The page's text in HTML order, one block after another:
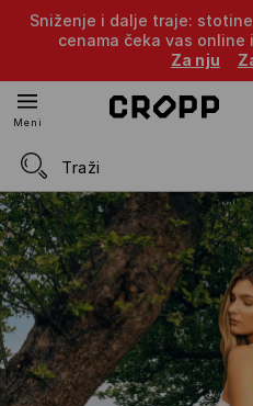
Sniženje i dalje traje:
cenama čeka vas online
Za nju
Meni